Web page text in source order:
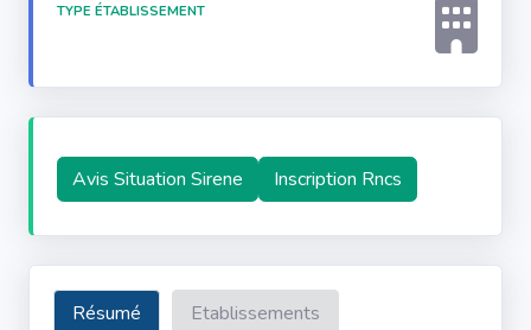
TYPE ÉTABLISSEMENT
Avis Situation Sirene Inscription Rncs
Résumé
Etablissements